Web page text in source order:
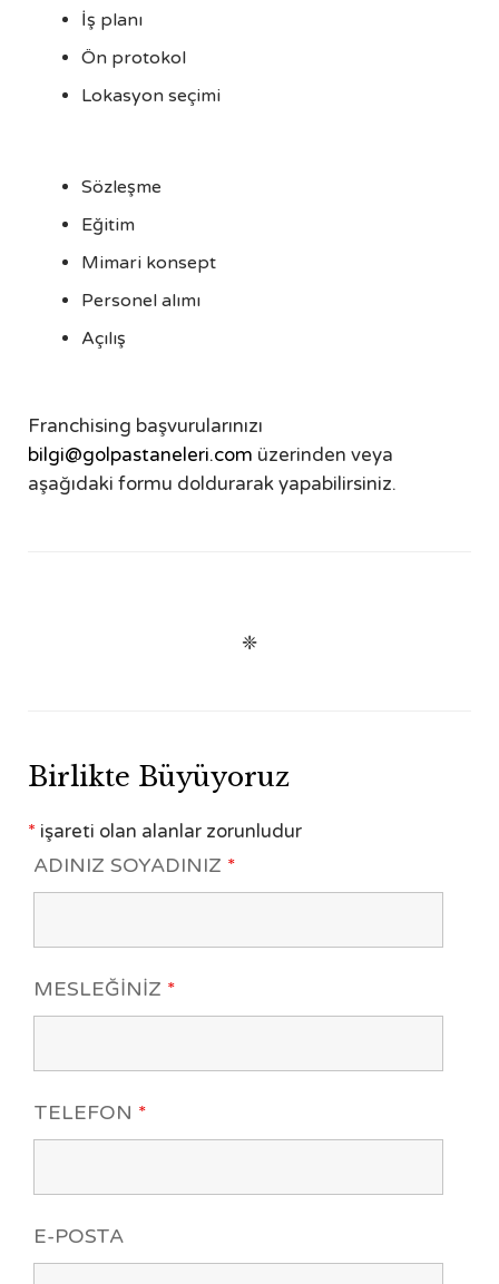
İş planı
Ön protokol
Lokasyon seçimi
Sözleşme
Eğitim
Mimari konsept
Personel alımı
Açılış
Franchising başvurularınızı
bilgi@golpastaneleri.com üzerinden veya
aşağıdaki formu doldurarak yapabilirsiniz.
❈
Birlikte Büyüyoruz
* işareti olan alanlar zorunludur
ADINIZ SOYADINIZ *
MESLEĞINIZ *
TELEFON *
E-POSTA